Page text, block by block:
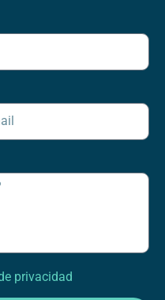
privacidad